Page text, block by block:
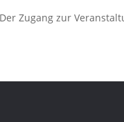
Zugang zur